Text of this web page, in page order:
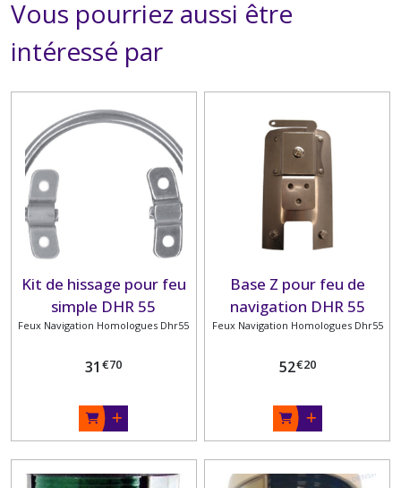
Vous pourriez aussi être
intéressé par
Kit de hissage pour feu
simple DHR 55
Feux Navigation Homologues Dhr55
31 €70
Base Z pour feu de
navigation DHR 55
Feux Navigation Homologues Dhr55
52€20